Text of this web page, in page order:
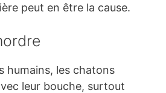
peut en être la cause.
humains, les chatons
leur bouche, surtout